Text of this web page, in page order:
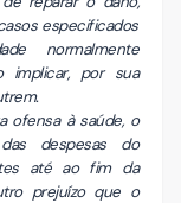
especificados
normalmente
implicar, por sua
ofensa à saúde, o
despesas do
até ao fim da
prejuízo que o